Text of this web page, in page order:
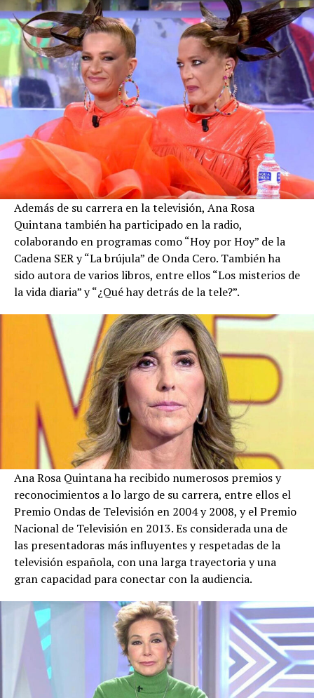
Además de su carrera en la televisión, Ana Rosa
Quintana también ha participado en la radio,
colaborando en programas como “Hoy por Hoy” de la
Cadena SER y “La brújula” de Onda Cero. También ha
sido autora de varios libros, entre ellos “Los misterios de
la vida diaria” y “¿Qué hay detrás de la tele?”.
Ana Rosa Quintana ha recibido numerosos premios y
reconocimientos a lo largo de su carrera, entre ellos el
Premio Ondas de Televisión en 2004 y 2008, y el Premio
Nacional de Televisión en 2013. Es considerada una de
las presentadoras más influyentes y respetadas de la
televisión española, con una larga trayectoria y una
gran capacidad para conectar con la audiencia.